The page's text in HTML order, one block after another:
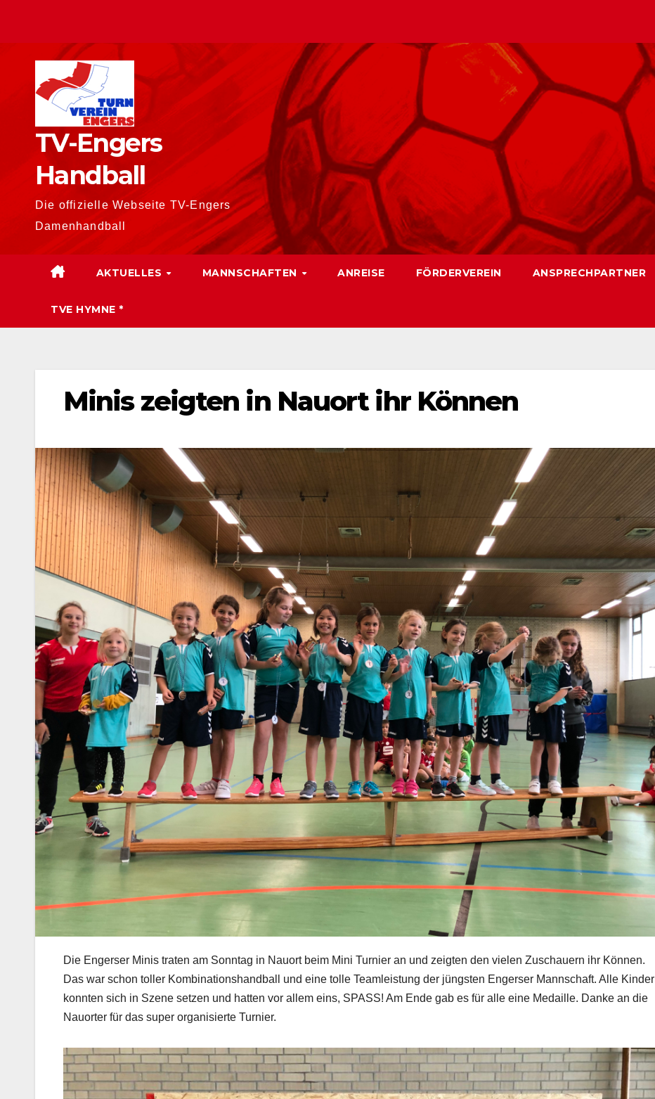
TV-Engers
Handball
Die offizielle Webseite TV-Engers
Damenhandball
AKTUELLES MANNSCHAFTEN ANREISE FÖRDERVEREIN ANSPRECHPARTNER
TVE HYMNE *
Minis zeigten in Nauort ihr Können
Die Engerser Minis traten am Sonntag in Nauort beim Mini Turnier an und zeigten den vielen Zuschauern ihr Können.
Das war schon toller Kombinationshandball und eine tolle Teamleistung der jüngsten Engerser Mannschaft. Alle Kinder
konnten sich in Szene setzen und hatten vor allem eins, SPASS! Am Ende gab es für alle eine Medaille. Danke an die
Nauorter für das super organisierte Turnier.